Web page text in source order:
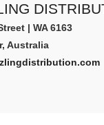
| WA 6163
Australia